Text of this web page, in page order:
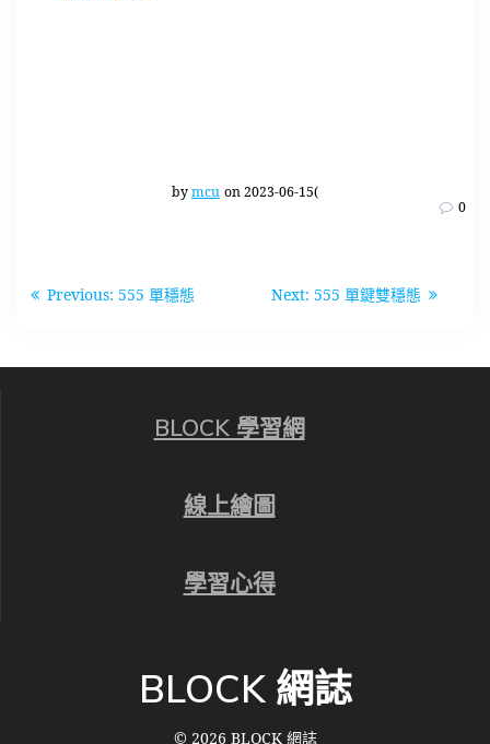
bymcu on 2023-06-15(
0
文
導
Previous: Previous
555 單穩態 Next: Next
555 單鍵雙穩態
BLOCK 學習網
線上繪圖
學習心得
BLOCK 網誌
© 2026 BLOCK 網誌